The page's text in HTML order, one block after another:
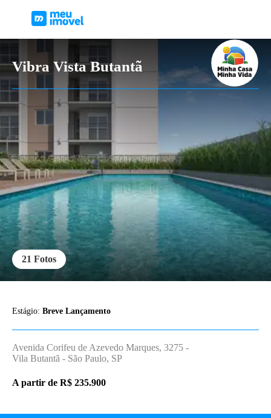
Vibra Vista Butantã
21 Fotos
Estágio: Breve Lançamento
Avenida Corifeu de Azevedo Marques, 3275 -
Vila Butantã - São Paulo, SP
A partir de R$ 235.900